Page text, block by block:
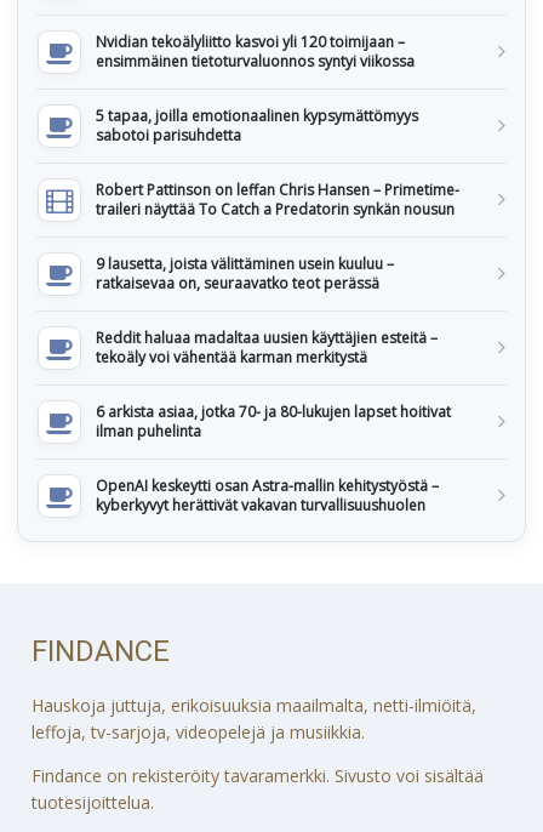
Nvidian tekoälyliitto kasvoi yli 120 toimijaan –
ensimmäinen tietoturvaluonnos syntyi viikossa
5 tapaa, joilla emotionaalinen kypsymättömyys
sabotoi parisuhdetta
Robert Pattinson on leffan Chris Hansen – Primetime-
traileri näyttää To Catch a Predatorin synkän nousun
9 lausetta, joista välittäminen usein kuuluu –
ratkaisevaa on, seuraavatko teot perässä
Reddit haluaa madaltaa uusien käyttäjien esteitä –
tekoäly voi vähentää karman merkitystä
6 arkista asiaa, jotka 70- ja 80-lukujen lapset hoitivat
ilman puhelinta
OpenAI keskeytti osan Astra-mallin kehitystyöstä –
kyberkyvyt herättivät vakavan turvallisuushuolen
FINDANCE
Hauskoja juttuja, erikoisuuksia maailmalta, netti-ilmiöitä,
leffoja, tv-sarjoja, videopelejä ja musiikkia.
Findance on rekisteröity tavaramerkki. Sivusto voi sisältää
tuotesijoittelua.